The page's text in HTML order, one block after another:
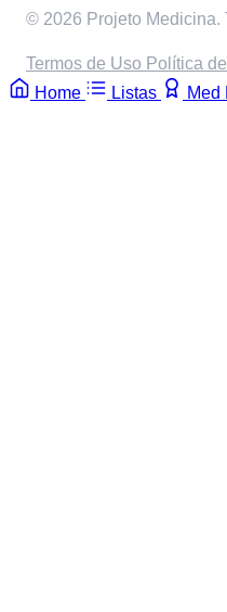
© 2026 Projeto Medicina.
Termos de Uso Política
Home
Listas Med